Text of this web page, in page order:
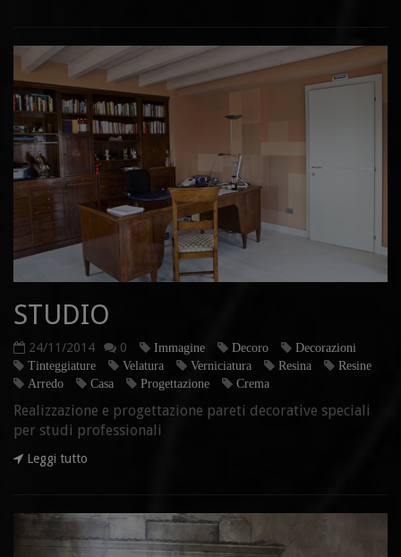
STUDIO
24/11/2014 0 Immagine Decoro
Decorazioni
Tinteggiature
Velatura Verniciatura Resina
Resine
Arredo
Casa Progettazione Crema
Realizzazione e progettazione pareti decorative speciali
per studi professionali
Leggi tutto